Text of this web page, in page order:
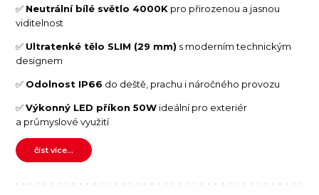
✅ Neutrální bílé světlo 4000K pro přirozenou a jasnou
viditelnost
✅ Ultratenké tělo SLIM (29 mm) s moderním technickým
designem
✅ Odolnost IP66 do deště, prachu i náročného provozu
✅Výkonný LED příkon 50W ideální pro exteriér
a průmyslové využití
číst více...